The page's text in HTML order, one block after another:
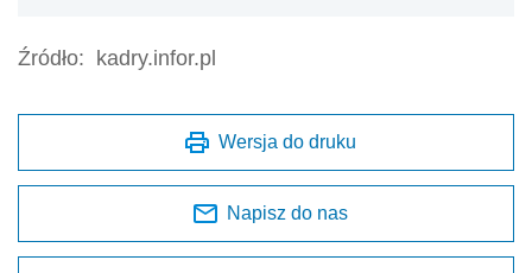
Źródło: kadry.infor.pl
Wersja do druku
Napisz do nas